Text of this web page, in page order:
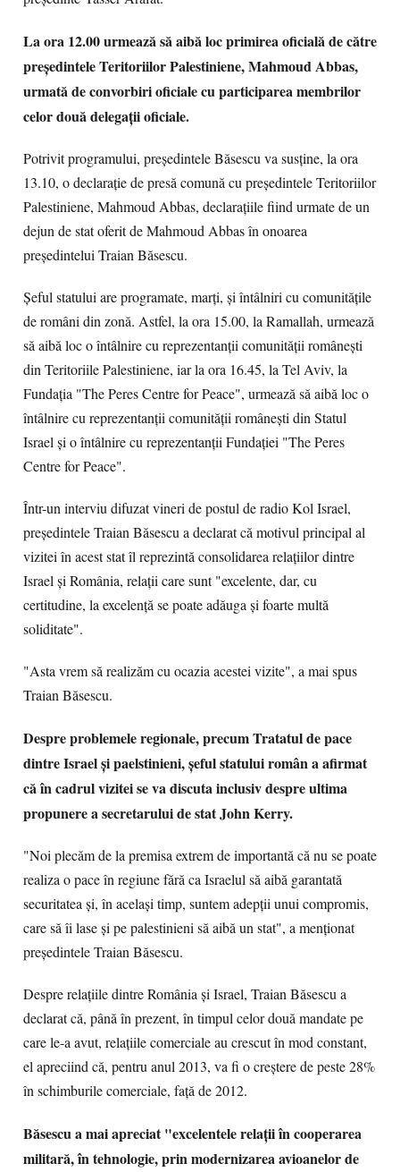
La ora 12.00 urmează să aibă loc primirea oficială de către
preşedintele Teritoriilor Palestiniene, Mahmoud Abbas,
urmată de convorbiri oficiale cu participarea membrilor
celor două delegaţii oficiale.
Potrivit programului, preşedintele Băsescu va susţine, la ora
13.10, o declaraţie de presă comună cu preşedintele Teritoriilor
Palestiniene, Mahmoud Abbas, declaraţiile fiind urmate de un
dejun de stat oferit de Mahmoud Abbas în onoarea
preşedintelui Traian Băsescu.
Şeful statului are programate, marţi, şi întâlniri cu comunităţile
de români din zonă. Astfel, la ora 15.00, la Ramallah, urmează
să aibă loc o întâlnire cu reprezentanţii comunităţii româneşti
din Teritoriile Palestiniene, iar la ora 16.45, la Tel Aviv, la
Fundaţia "The Peres Centre for Peace", urmează să aibă loc o
întâlnire cu reprezentanţii comunităţii româneşti din Statul
Israel şi o întâlnire cu reprezentanţii Fundaţiei "The Peres
Centre for Peace".
Într-un interviu difuzat vineri de postul de radio Kol Israel,
preşedintele Traian Băsescu a declarat că motivul principal al
vizitei în acest stat îl reprezintă consolidarea relaţiilor dintre
Israel şi România, relaţii care sunt "excelente, dar, cu
certitudine, la excelenţă se poate adăuga şi foarte multă
soliditate".
"Asta vrem să realizăm cu ocazia acestei vizite", a mai spus
Traian Băsescu.
Despre problemele regionale, precum Tratatul de pace
dintre Israel şi paelstinieni, şeful statului român a afirmat
că în cadrul vizitei se va discuta inclusiv despre ultima
propunere a secretarului de stat John Kerry.
"Noi plecăm de la premisa extrem de importantă că nu se poate
realiza o pace în regiune fără ca Israelul să aibă garantată
securitatea şi, în acelaşi timp, suntem adepţii unui compromis,
care să îi lase şi pe palestinieni să aibă un stat", a menţionat
preşedintele Traian Băsescu.
Despre relaţiile dintre România şi Israel, Traian Băsescu a
declarat că, până în prezent, în timpul celor două mandate pe
care le-a avut, relaţiile comerciale au crescut în mod constant,
el apreciind că, pentru anul 2013, va fi o creştere de peste 28%
în schimburile comerciale, faţă de 2012.
Băsescu a mai apreciat "excelentele relaţii în cooperarea
militară, în tehnologie, prin modernizarea avioanelor de